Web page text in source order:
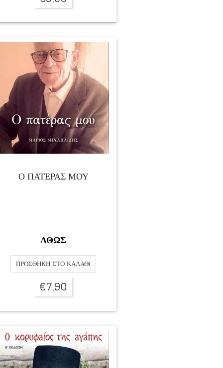
Ο ΠΑΤΕΡΑΣ ΜΟΥ
ΑΘΩΣ
ΠΡΟΣΘΉΚΗ ΣΤΟ ΚΑΛΆΘΙ
€7,90